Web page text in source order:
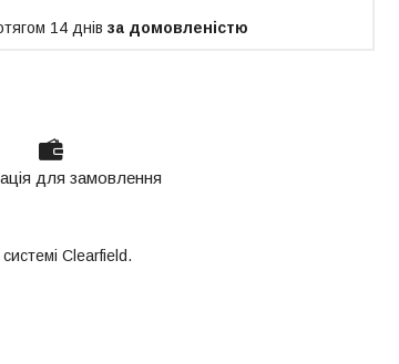
14 днів за домовленістю
для замовлення
Clearfield.